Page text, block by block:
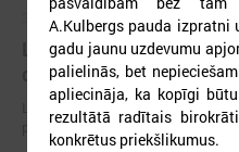
2026. gada 15. jūlijs
LPS: Interaktīvā karte
detalizētu informāciju
LPS: Interaktīvā karte vienkopus
par skolu tīklu Latvijā
A.Kulbergs pauda izpratni
gadu jaunu uzdevumu
palielinās, bet
apliecināja, ka kopīgi
rezultātā radītais
konkrētus priekšlikumus.